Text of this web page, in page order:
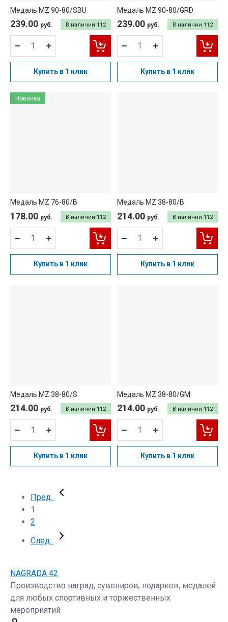
Медаль MZ 90-80/SBU
В наличии 112
239.00 руб.
Купить в 1 клик
Медаль MZ 90-80/GRD
В наличии 112
239.00 руб.
Купить в 1 клик
Новинка
Медаль MZ 76-80/B
В наличии 112
178.00 руб.
Купить в 1 клик
Медаль MZ 38-80/B
В наличии 112
214.00 руб.
Купить в 1 клик
Медаль MZ 38-80/S
В наличии 112
214.00 руб.
Купить в 1 клик
Медаль MZ 38-80/GM
В наличии 112
214.00 руб.
Купить в 1 клик
Пред.
1
2
След.
NAGRADA 42
Производство наград, сувениров, подарков, медалей
для любых спортивных и торжественных
мероприятий